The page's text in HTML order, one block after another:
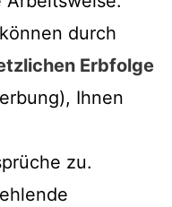
durch
Erbfolge
Ihnen
zu.